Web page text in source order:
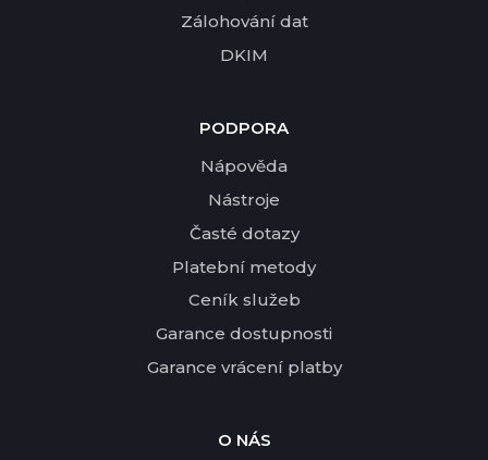
Zálohování dat
DKIM
PODPORA
Nápověda
Nástroje
Časté dotazy
Platební metody
Ceník služeb
Garance dostupnosti
Garance vrácení platby
O NÁS